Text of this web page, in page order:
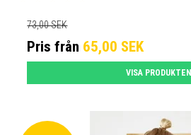
73,00 SEK
Pris från 65,00 SEK
VISA PRODUKTEN